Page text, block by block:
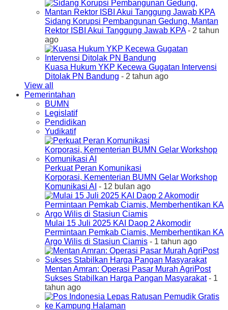
Sidang Korupsi Pembangunan Gedung, Mantan
Rektor ISBI Akui Tanggung Jawab KPA- 2 tahun
ago
Kuasa Hukum YKP Kecewa Gugatan Intervensi
Ditolak PN Bandung - 2 tahun ago
View all
Pemerintahan
BUMN
Legislatif
Pendidikan
Yudikatif
Perkuat Peran Komunikasi
Korporasi, Kementerian BUMN Gelar Workshop
Komunikasi AI - 12 bulan ago
Mulai 15 Juli 2025 KAI Daop 2 Akomodir
Permintaan Pemkab Ciamis, Memberhentikan KA
Argo Wilis di Stasiun Ciamis - 1 tahun ago
Mentan Amran: Operasi Pasar Murah AgriPost
Sukses Stabilkan Harga Pangan Masyarakat- 1
tahun ago